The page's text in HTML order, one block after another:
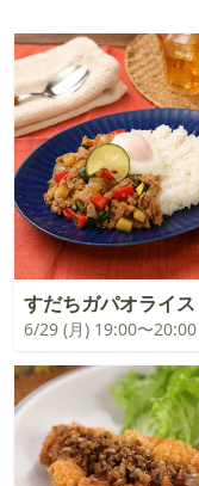
すだちガパオライス
6/29 (月) 19:00〜20:00